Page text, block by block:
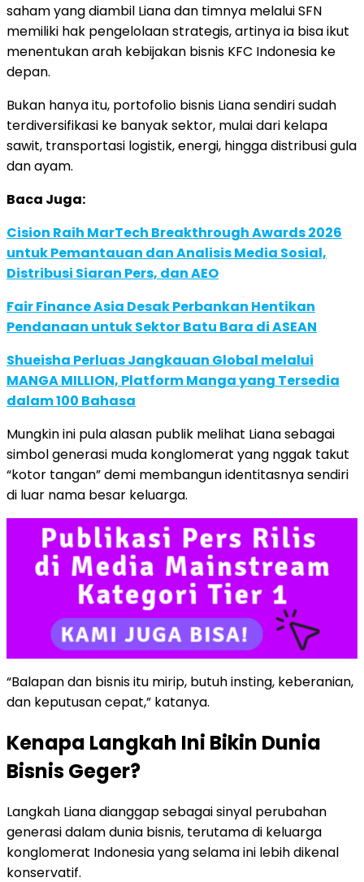
saham yang diambil Liana dan timnya melalui SFN
memiliki hak pengelolaan strategis, artinya ia bisa ikut
menentukan arah kebijakan bisnis KFC Indonesia ke
depan.
Bukan hanya itu, portofolio bisnis Liana sendiri sudah
terdiversifikasi ke banyak sektor, mulai dari kelapa
sawit, transportasi logistik, energi, hingga distribusi gula
dan ayam.
Baca Juga:
Cision Raih MarTech Breakthrough Awards 2026
untuk Pemantauan dan Analisis Media Sosial,
Distribusi Siaran Pers, dan AEO
Fair Finance Asia Desak Perbankan Hentikan
Pendanaan untuk Sektor Batu Bara di ASEAN
Shueisha Perluas Jangkauan Global melalui
MANGA MILLION, Platform Manga yang Tersedia
dalam 100 Bahasa
Mungkin ini pula alasan publik melihat Liana sebagai
simbol generasi muda konglomerat yang nggak takut
“kotor tangan” demi membangun identitasnya sendiri
di luar nama besar keluarga.
“Balapan dan bisnis itu mirip, butuh insting, keberanian,
dan keputusan cepat,” katanya.
Kenapa Langkah Ini Bikin Dunia
Bisnis Geger?
Langkah Liana dianggap sebagai sinyal perubahan
generasi dalam dunia bisnis, terutama di keluarga
konglomerat Indonesia yang selama ini lebih dikenal
konservatif.